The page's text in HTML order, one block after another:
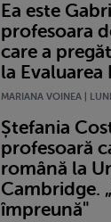
Ea este
profesoara
care a
la
MARIANA VOINEA |
Ștefania
profesoară
română la
Cambridge.
împreună"